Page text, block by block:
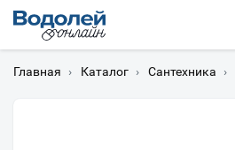
Главная › Каталог › Сантехника ›